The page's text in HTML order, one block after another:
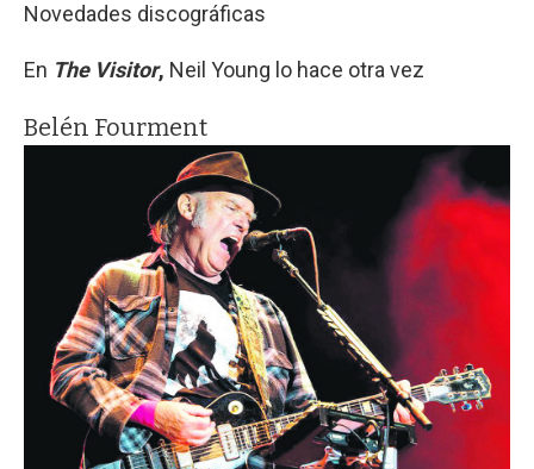
Novedades discográficas
En The Visitor, Neil Young lo hace otra vez
Belén Fourment